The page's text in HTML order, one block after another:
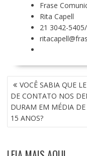
Frase
Rita Capell
21 3042-
N
A
V
G
Ç
VOCÊ SABIA QUE
DE CONTATO NOS
DURAM EM MÉDIA
15 ANOS?